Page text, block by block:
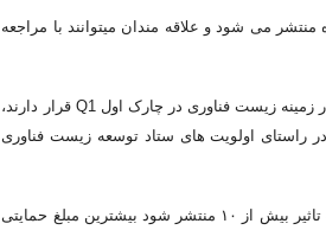
می شود و علاقه مندان میتوانند با مراجعه
حمزه لو ادامه داد: علاوه بر حمایت های یاد شده از پایان نامه ها مقالات نمایه شده در مجلات ISI که در زمینه زیست فناوری در چارک اول Q1 قرار دارند،
در راستای اولویت های ستاد توسعه زیست فناوری
وی افزود: مبلغ حمایتی را ضریب تاثیر مجله مشخص می کند به طوریکه اگر مقاله در مجله ای با ضریب تاثیر بیش از ۱۰ منتشر شود بیشترین مبلغ حمایتی